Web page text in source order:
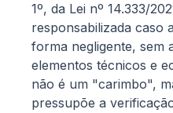
1º, da Lei nº 14.333/
responsabilizada caso
forma negligente, sem
elementos técnicos e
não é um "carimbo",
pressupõe a